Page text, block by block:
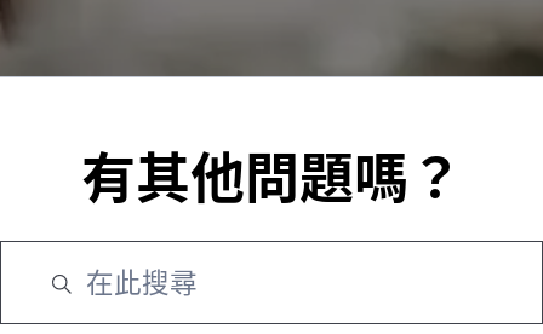
有其他問題嗎？